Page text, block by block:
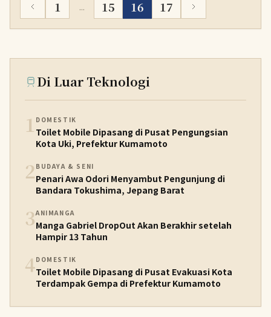
1 ... 15 16 17
Di Luar Teknologi
1 DOMESTIK
Toilet Mobile Dipasang di Pusat Pengungsian
Kota Uki, Prefektur Kumamoto
2 BUDAYA & SENI
Penari Awa Odori Menyambut Pengunjung di
Bandara Tokushima, Jepang Barat
3ANIMANGA
Manga Gabriel DropOut Akan Berakhir setelah
Hampir 13 Tahun
4DOMESTIK
Toilet Mobile Dipasang di Pusat Evakuasi Kota
Terdampak Gempa di Prefektur Kumamoto